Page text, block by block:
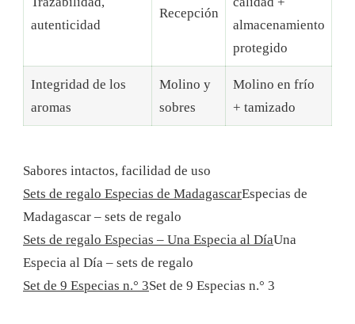
autenticidad
Recepción
almacenamiento
protegido
Integridad de los
aromas
Molino y
sobres
Molino en frío
+ tamizado
Sabores intactos, facilidad de uso
Sets de regalo Especias de MadagascarEspecias de
Madagascar – sets de regalo
Sets de regalo Especias – Una Especia al DíaUna
Especia al Día – sets de regalo
Set de 9 Especias n.° 3Set de 9 Especias n.° 3